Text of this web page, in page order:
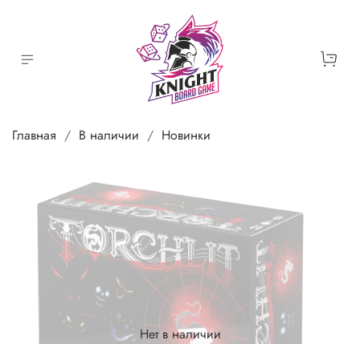
Главная В наличии Новинки
Нет в наличии